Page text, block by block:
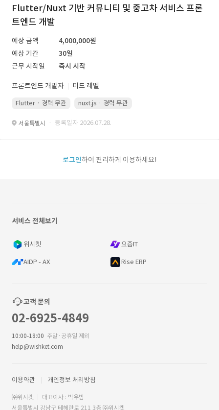
Flutter/Nuxt 기반 커뮤니티 및 중고차 서비스 프론
트엔드 개발
예상 금액
4,000,000원
예상 기간
30일
근무 시작일
즉시 시작
프론트엔드 개발자 미드 레벨
Flutter · 경력 무관 nuxt.js · 경력 무관
서울특별시 · 등록일자 2026.07.28.
로그인하여 편리하게 이용하세요!
서비스 전체보기
위시켓 요즘IT
AIDP - AX Rise ERP
고객 문의
02-6925-4849
10:00-18:00 주말·공휴일 제외
help@wishket.com
이용약관 개인정보 처리방침
㈜위시켓
대표이사 : 박우범
서울특별시 강남구 테헤란로 211 3층 ㈜위시켓